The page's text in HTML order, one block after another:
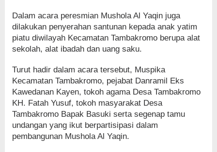
Dalam acara peresmian Mushola Al Yaqin juga
dilakukan penyerahan santunan kepada anak yatim
piatu diwilayah Kecamatan Tambakromo berupa alat
sekolah, alat ibadah dan uang saku.
Turut hadir dalam acara tersebut, Muspika
Kecamatan Tambakromo, pejabat Danramil Eks
Kawedanan Kayen, tokoh agama Desa Tambakromo
KH. Fatah Yusuf, tokoh masyarakat Desa
Tambakromo Bapak Basuki serta segenap tamu
undangan yang ikut berpartisipasi dalam
pembangunan Mushola Al Yaqin.